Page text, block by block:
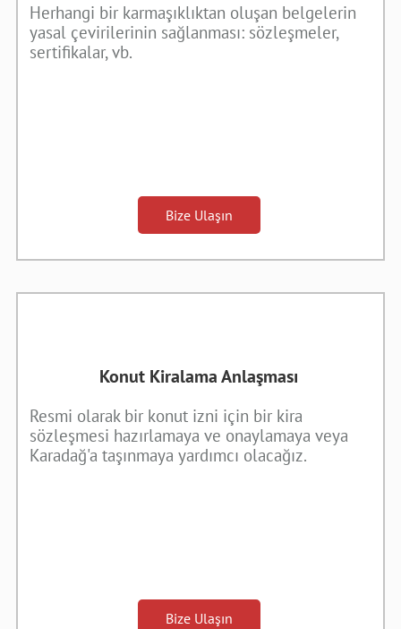
Herhangi bir karmaşıklıktan oluşan belgelerin
yasal çevirilerinin sağlanması: sözleşmeler,
sertifikalar, vb.
Bize Ulaşın
Konut Kiralama Anlaşması
Resmi olarak bir konut izni için bir kira
sözleşmesi hazırlamaya ve onaylamaya veya
Karadağ'a taşınmaya yardımcı olacağız.
Bize Ulaşın